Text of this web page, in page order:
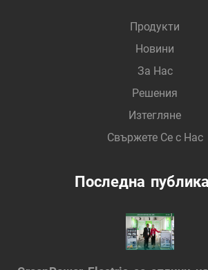
Продукти
Новини
За Нас
Решения
Изтегляне
Свържете Се с Нас
Последна